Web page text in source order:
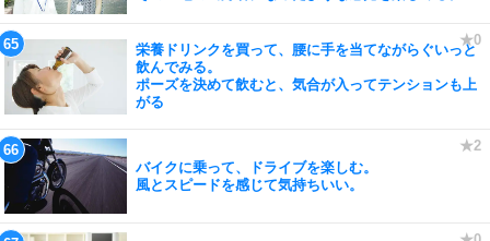
栄養ドリンクを買って、腰に手を当てながらぐいっと
飲んでみる。
ポーズを決めて飲むと、気合が入ってテンションも上
がる
バイクに乗って、ドライブを楽しむ。
風とスピードを感じて気持ちいい。